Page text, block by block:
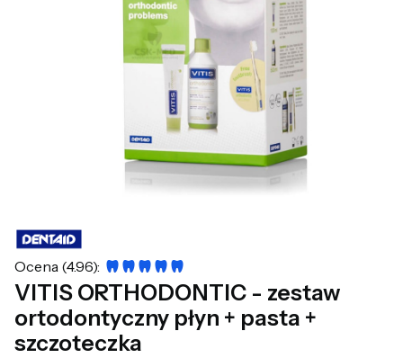
Ocena (4.96):
VITIS ORTHODONTIC - zestaw
ortodontyczny płyn + pasta +
szczoteczka